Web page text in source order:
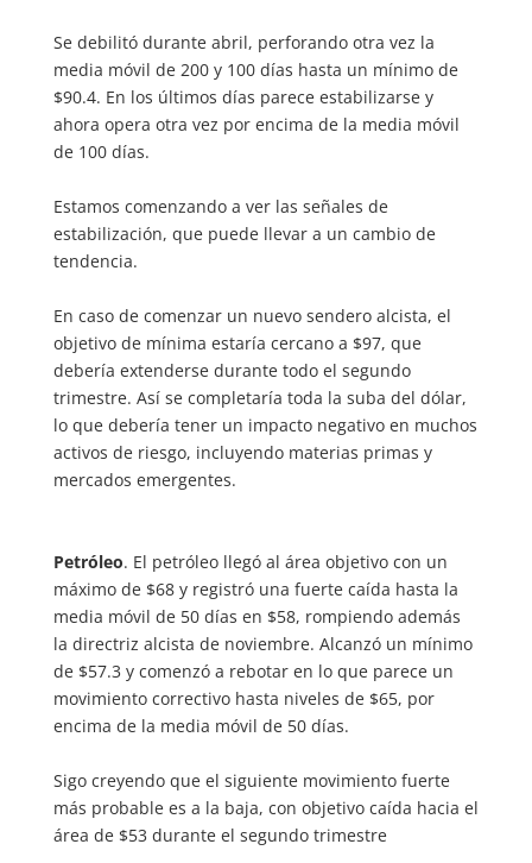
Se debilitó durante abril, perforando otra vez la
media móvil de 200 y 100 días hasta un mínimo de
$90.4. En los últimos días parece estabilizarse y
ahora opera otra vez por encima de la media móvil
de 100 días.
Estamos comenzando a ver las señales de
estabilización, que puede llevar a un cambio de
tendencia.
En caso de comenzar un nuevo sendero alcista, el
objetivo de mínima estaría cercano a $97, que
debería extenderse durante todo el segundo
trimestre. Así se completaría toda la suba del dólar,
lo que debería tener un impacto negativo en muchos
activos de riesgo, incluyendo materias primas y
mercados emergentes.
Petróleo. El petróleo llegó al área objetivo con un
máximo de $68 y registró una fuerte caída hasta la
media móvil de 50 días en $58, rompiendo además
la directriz alcista de noviembre. Alcanzó un mínimo
de $57.3 y comenzó a rebotar en lo que parece un
movimiento correctivo hasta niveles de $65, por
encima de la media móvil de 50 días.
Sigo creyendo que el siguiente movimiento fuerte
más probable es a la baja, con objetivo caída hacia el
área de $53 durante el segundo trimestre